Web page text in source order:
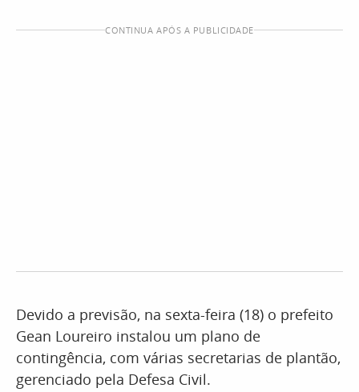
CONTINUA APÓS A PUBLICIDADE
Devido a previsão, na sexta-feira (18) o prefeito
Gean Loureiro instalou um plano de
contingência, com várias secretarias de plantão,
gerenciado pela Defesa Civil.